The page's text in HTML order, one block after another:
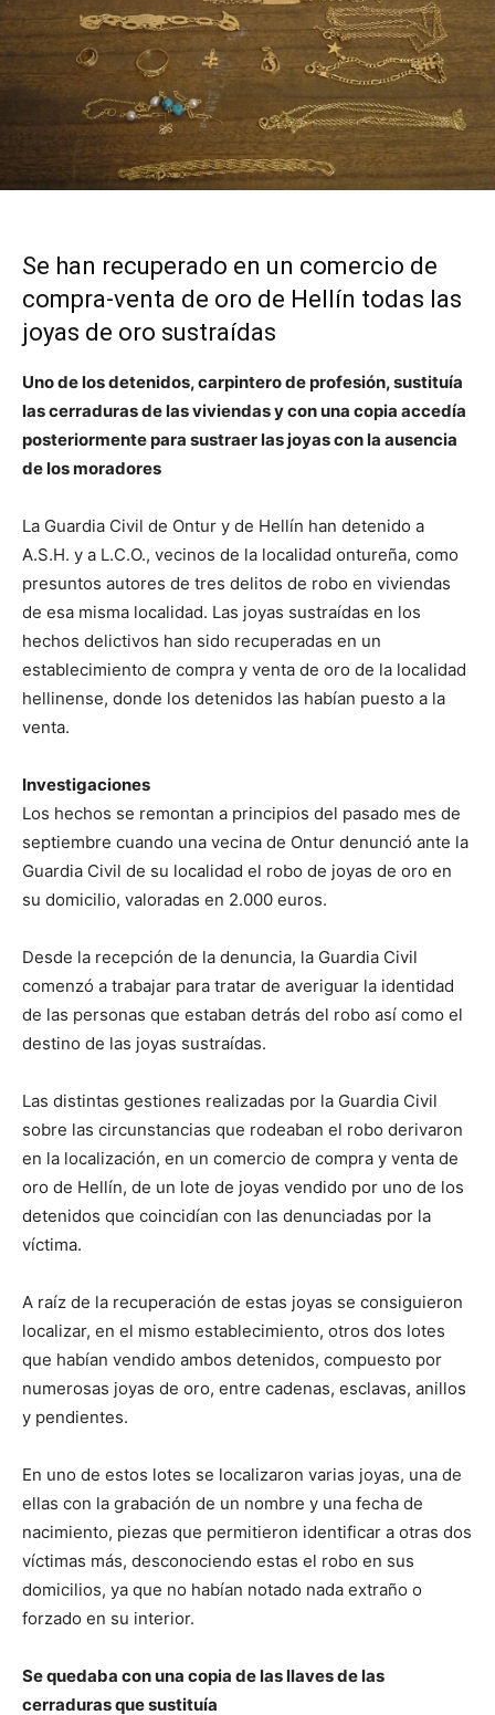
Se han recuperado en un comercio de
compra-venta de oro de Hellín todas las
joyas de oro sustraídas
Uno de los detenidos, carpintero de profesión, sustituía
las cerraduras de las viviendas y con una copia accedía
posteriormente para sustraer las joyas con la ausencia
de los moradores
La Guardia Civil de Ontur y de Hellín han detenido a
A.S.H. y a L.C.O., vecinos de la localidad ontureña, como
presuntos autores de tres delitos de robo en viviendas
de esa misma localidad. Las joyas sustraídas en los
hechos delictivos han sido recuperadas en un
establecimiento de compra y venta de oro de la localidad
hellinense, donde los detenidos las habían puesto a la
venta.
Investigaciones
Los hechos se remontan a principios del pasado mes de
septiembre cuando una vecina de Ontur denunció ante la
Guardia Civil de su localidad el robo de joyas de oro en
su domicilio, valoradas en 2.000 euros.
Desde la recepción de la denuncia, la Guardia Civil
comenzó a trabajar para tratar de averiguar la identidad
de las personas que estaban detrás del robo así como el
destino de las joyas sustraídas.
Las distintas gestiones realizadas por la Guardia Civil
sobre las circunstancias que rodeaban el robo derivaron
en la localización, en un comercio de compra y venta de
oro de Hellín, de un lote de joyas vendido por uno de los
detenidos que coincidían con las denunciadas por la
víctima.
A raíz de la recuperación de estas joyas se consiguieron
localizar, en el mismo establecimiento, otros dos lotes
que habían vendido ambos detenidos, compuesto por
numerosas joyas de oro, entre cadenas, esclavas, anillos
y pendientes.
En uno de estos lotes se localizaron varias joyas, una de
ellas con la grabación de un nombre y una fecha de
nacimiento, piezas que permitieron identificar a otras dos
víctimas más, desconociendo estas el robo en sus
domicilios, ya que no habían notado nada extraño o
forzado en su interior.
Se quedaba con una copia de las llaves de las
cerraduras que sustituía